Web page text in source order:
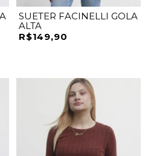
SUETER FACINELLI GOLA
ALTA
R$149,90